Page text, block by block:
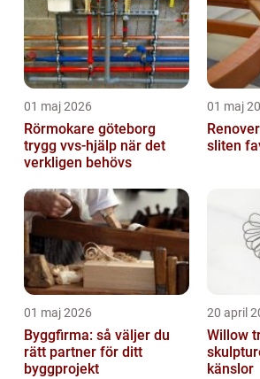
01 maj 2026
Rörmokare göteborg
trygg vvs-hjälp när det
verkligen behövs
01 maj
Renovera
sliten
01 maj 2026
Byggfirma: så väljer du
rätt partner för ditt
byggprojekt
20 april
Willow tree
känslor